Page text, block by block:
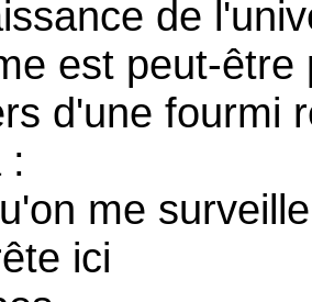
de
est peut-
d'une fourmi
:
me surveille
ici